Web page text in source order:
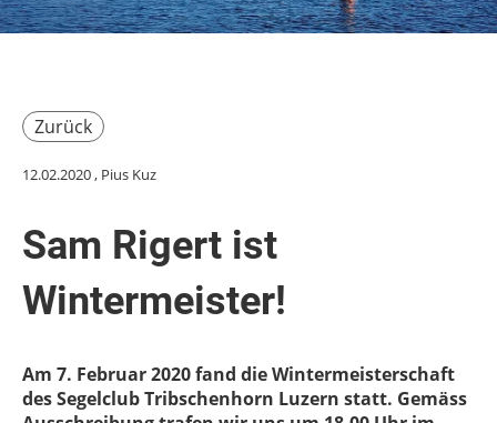
Zurück
12.02.2020, Pius Kuz
Sam Rigert ist
Wintermeister!
Am 7. Februar 2020 fand die Wintermeisterschaft
des Segelclub Tribschenhorn Luzern statt. Gemäss